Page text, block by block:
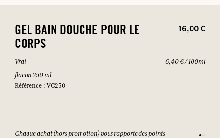
GEL BAIN DOUCHE POUR LE
CORPS
16,00 €
Vrai
flacon 250 ml
Référence : VG250
6,40 € / 100ml
Chaque achat (hors promotion) vous rapporte des points